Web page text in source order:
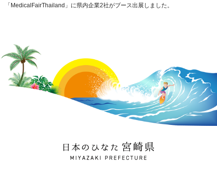
「MedicalFairThailand」に県内企業2社がブース出展しました。
日本のひなた 宮崎県
MIYAZAKI PREFECTURE